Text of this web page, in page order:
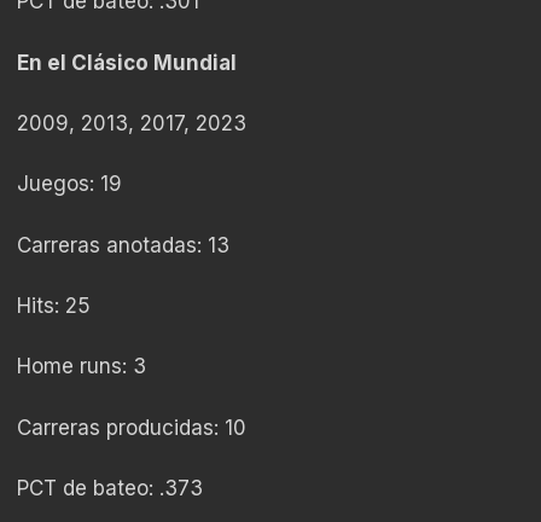
En el Clásico Mundial
2009, 2013, 2017, 2023
Juegos: 19
Carreras anotadas: 13
Hits: 25
Home runs: 3
Carreras producidas: 10
PCT de bateo: .373